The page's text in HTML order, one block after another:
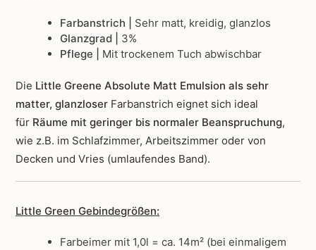
Farbanstrich | Sehr matt, kreidig, glanzlos
Glanzgrad | 3%
Pflege | Mit trockenem Tuch abwischbar
Die Little Greene Absolute Matt Emulsion als sehr
matter, glanzloser Farbanstrich eignet sich ideal
für Räume mit geringer bis normaler Beanspruchung,
wie z.B. im Schlafzimmer, Arbeitszimmer oder von
Decken und Vries (umlaufendes Band).
Little Green Gebindegrößen:
Farbeimer mit 1,0l = ca. 14m² (bei einmaligem